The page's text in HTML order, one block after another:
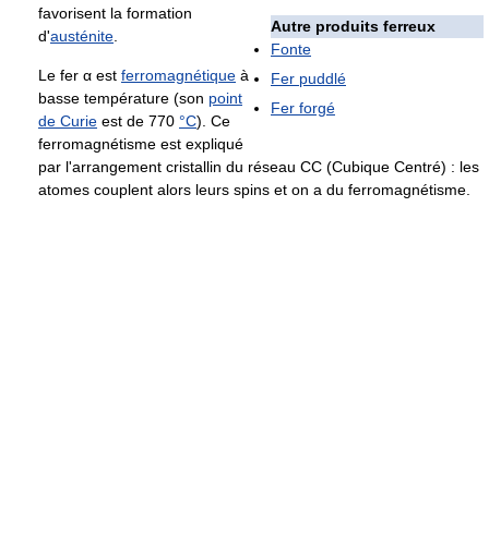
Autre produits ferreux
Fonte
Fer puddlé
Fer forgé
favorisent la formation
d'austénite
Le fer α est ferromagnétique à
basse température (son point
de Curie est de 770 °C). Ce
ferromagnétisme est expliqué
par l'arrangement cristallin du réseau CC (Cubique Centré) : les
atomes couplent alors leurs spins et on a du ferromagnétisme.